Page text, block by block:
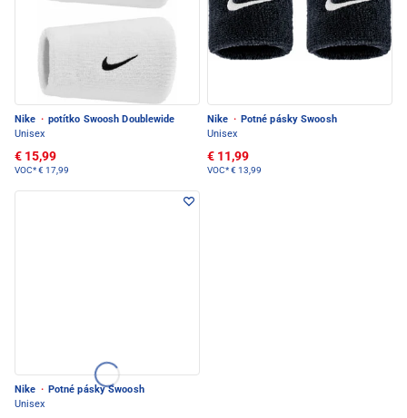
Nike · potítko Swoosh Doublewide
Unisex
€ 15,99
VOC*€ 17,99
Nike · Potné pásky Swoosh
Unisex
€ 11,99
VOC*€ 13,99
Nike · Potné pásky Swoosh
Unisex